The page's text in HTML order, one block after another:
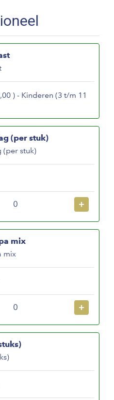
) - Kinderen (3 t/m 11
(per stuk)
(per stuk)
+
mix
mix
+